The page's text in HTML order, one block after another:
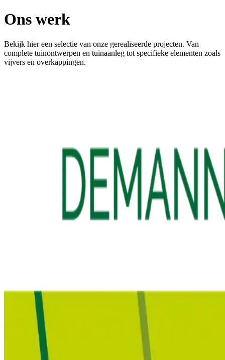
Ons werk
Bekijk hier een selectie van onze gerealiseerde projecten. Van
complete tuinontwerpen en tuinaanleg tot specifieke elementen zoals
vijvers en overkappingen.